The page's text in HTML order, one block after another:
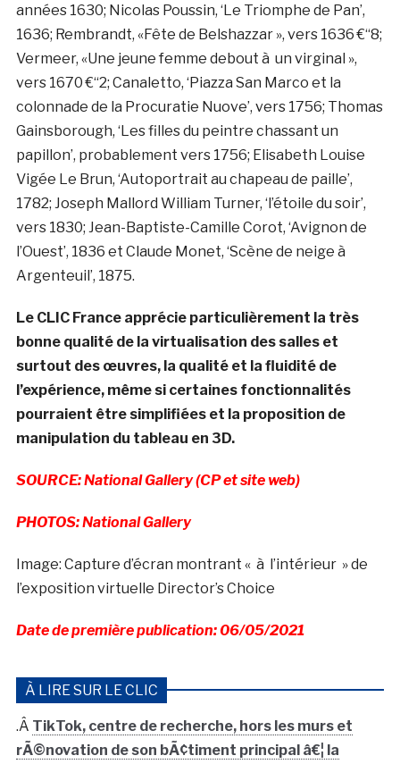
années 1630; Nicolas Poussin, ‘Le Triomphe de Pan’,
1636; Rembrandt, «Fête de Belshazzar », vers 1636 €“8;
Vermeer, «Une jeune femme debout à un virginal »,
vers 1670 €“2; Canaletto, ‘Piazza San Marco et la
colonnade de la Procuratie Nuove’, vers 1756; Thomas
Gainsborough, ‘Les filles du peintre chassant un
papillon’, probablement vers 1756; Elisabeth Louise
Vigée Le Brun, ‘Autoportrait au chapeau de paille’,
1782; Joseph Mallord William Turner, ‘l’étoile du soir’,
vers 1830; Jean-Baptiste-Camille Corot, ‘Avignon de
l’Ouest’, 1836 et Claude Monet, ‘Scène de neige à
Argenteuil’, 1875.
Le CLIC France apprécie particulièrement la très
bonne qualité de la virtualisation des salles et
surtout des œuvres, la qualité et la fluidité de
l’expérience, même si certaines fonctionnalités
pourraient être simplifiées et la proposition de
manipulation du tableau en 3D.
SOURCE: National Gallery (CP et site web)
PHOTOS: National Gallery
Image: Capture d’écran montrant « à l’intérieur » de
l’exposition virtuelle Director’s Choice
Date de première publication: 06/05/2021
À LIRE SUR LE CLIC
.Â TikTok, centre de recherche, hors les murs et
rÃ©novation de son bÃ¢timent principal â€¦ la